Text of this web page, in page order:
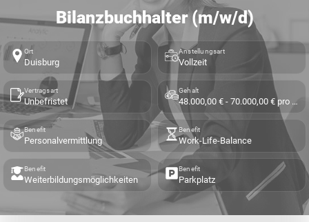
Bilanzbuchhalter (m/w/d)
Ort
Duisburg
Anstellungsart
Vollzeit
Vertragsart
Unbefristet
Gehalt
48.000,00 € - 70.000,00 € pro Jahr
Benefit
Personalvermittlung
Benefit
Work-Life-Balance
Benefit
Weiterbildungsmöglichkeiten
Benefit
Parkplatz